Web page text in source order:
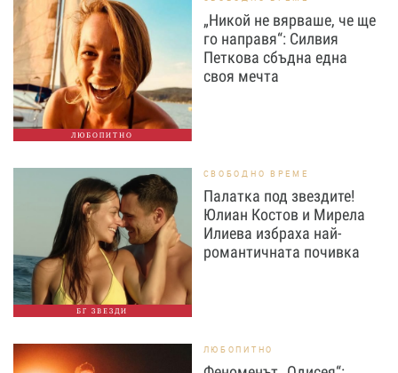
ЛЮБОПИТНО
„Никой не вярваше, че ще
го направя“: Силвия
Петкова сбъдна една
своя мечта
БГ ЗВЕЗДИ
СВОБОДНО ВРЕМЕ
Палатка под звездите!
Юлиан Костов и Мирела
Илиева избраха най-
романтичната почивка
ЛЮБОПИТНО